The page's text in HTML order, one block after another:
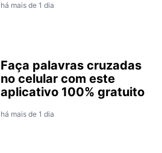
há mais de 1 dia
Faça palavras cruzadas
no celular com este
aplicativo 100% gratuito
há mais de 1 dia